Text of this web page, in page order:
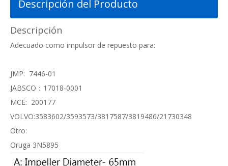
Descripción del Producto
Descripción
Adecuado como impulsor de repuesto para:
JMP: 7446-01
JABSCO：17018-0001
MCE: 200177
VOLVO:3583602/3593573/3817587/3819486/21730348
Otro:
Oruga 3N5895